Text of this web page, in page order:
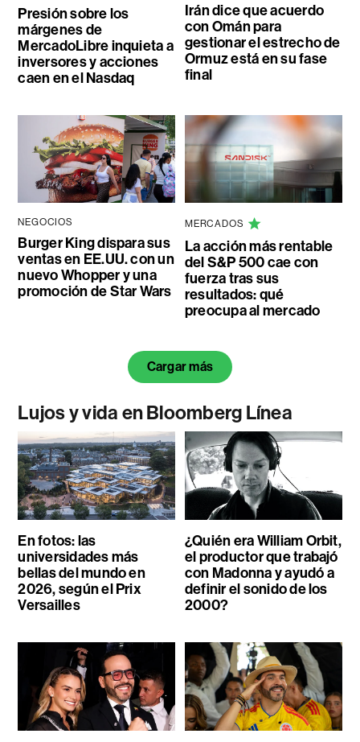
Presión sobre los
márgenes de
MercadoLibre inquieta a
inversores y acciones
caen en el Nasdaq
Irán dice que acuerdo
con Omán para
gestionar el estrecho de
Ormuz está en su fase
final
NEGOCIOS
Burger King dispara sus
ventas en EE.UU. con un
nuevo Whopper y una
promoción de Star Wars
MERCADOS
La acción más rentable
del S&P 500 cae con
fuerza tras sus
resultados: qué
preocupa al mercado
Cargar más
Lujos y vida en Bloomberg Línea
En fotos: las
universidades más
bellas del mundo en
2026, según el Prix
Versailles
¿Quién era William Orbit,
el productor que trabajó
con Madonna y ayudó a
definir el sonido de los
2000?